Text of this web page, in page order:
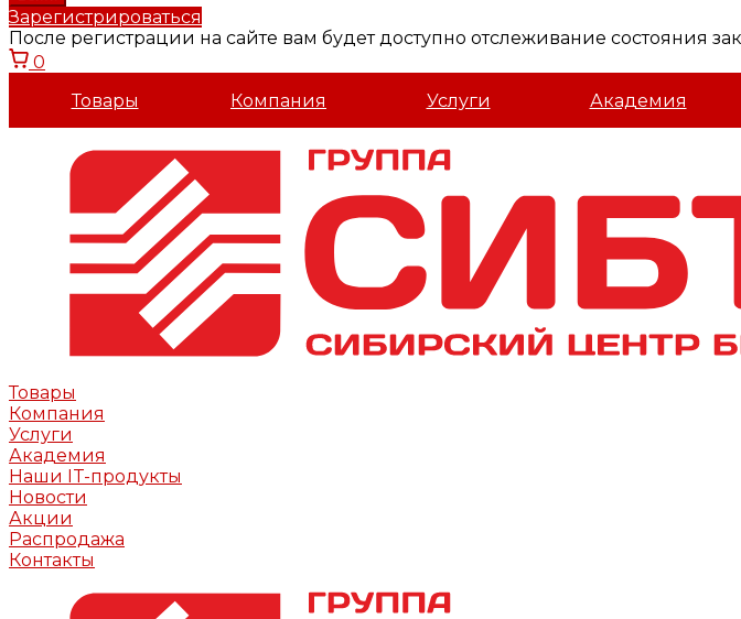
Зарегистрироваться
После регистрации на сайте вам будет доступно отслеживание состояния
0
Товары
Компания Услуги Академия
Товары
Компания
Услуги
Академия
Наши IT-продукты
Новости
Акции
Распродажа
Контакты